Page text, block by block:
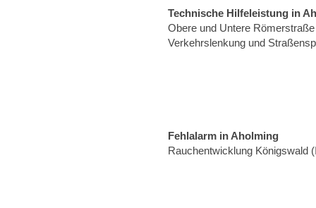
Technische Hilfeleistung in
Obere und Untere
Verkehrslenkung und
Fehlalarm in Aholming
Rauchentwicklung Königswald